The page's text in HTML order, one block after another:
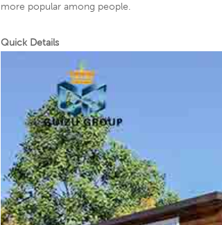
more popular among people.
Quick Details